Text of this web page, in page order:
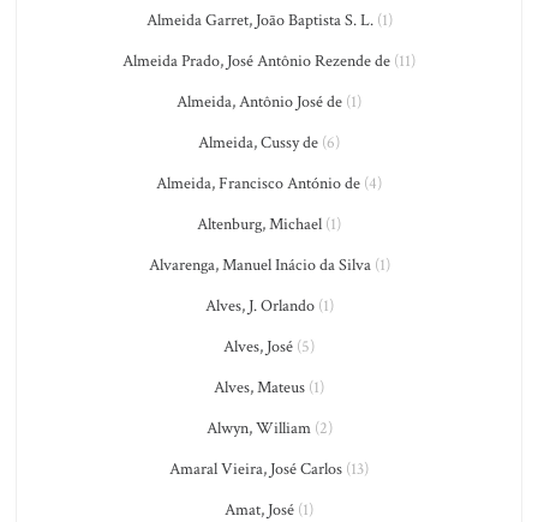
Almeida Garret, João Baptista S. L.(1)
Almeida Prado, José Antônio Rezende de (11)
Almeida, Antônio José de (1)
Almeida, Cussy de (6)
Almeida, Francisco António de (4)
Altenburg, Michael (1)
Alvarenga, Manuel Inácio da Silva(1)
Alves, J. Orlando(1)
Alves, José (5)
Alves, Mateus (1)
Alwyn, William(2)
Amaral Vieira, José Carlos (13)
Amat, José (1)